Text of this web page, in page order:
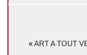
«ART A TOUT